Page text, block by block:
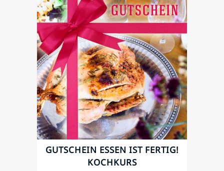
GUTSCHEIN ESSEN IST FERTIG!
KOCHKURS